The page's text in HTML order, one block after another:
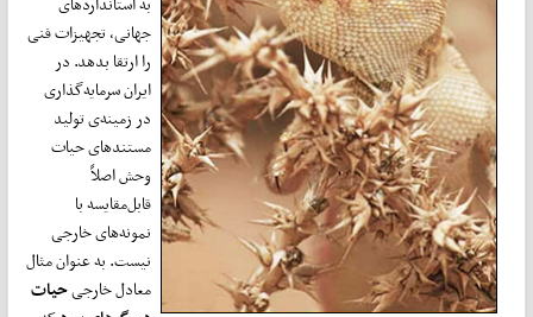
جهانی، تجهیزات فنی
را ارتقا بدهد. در
ایران سرمایه‌گذاری
در زمینه‌ی تولید
مستندهای حیات
وحش اصلاً
قابل‌مقایسه با
نمونه‌های خارجی
نیست. به عنوان مثال
معادل خارجیحیات